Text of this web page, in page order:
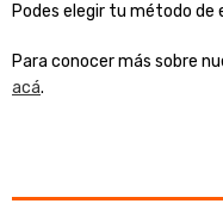
Podes elegir tu método
Para conocer más sobre
acá.